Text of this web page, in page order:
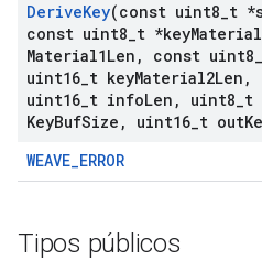
DeriveKey(const uint8 t
const uint8 t *key
Material1Len , const uint8
uint16 t keyMaterial2Len ,
uint16 t infoLen , uint8 t
KeyBufSize , uint16 t out
WEAVE_ERROR
Tipos públicos